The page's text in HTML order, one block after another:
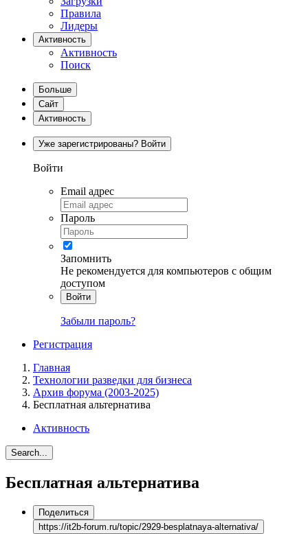
Правила
Лидеры
Активность
Активность
Поиск
Больше
Сайт
Активность
Уже зарегистрированы? Войти
Войти
Email адрес
Пароль
Запомнить
Не рекомендуется для компьютеров с общим
доступом
Войти
Забыли пароль?
Регистрация
Главная
Технологии разведки для бизнеса
Архив форума (2003-2025)
Бесплатная альтернатива
Активность
Search...
Бесплатная альтернатива
Поделиться
https://it2b-forum.ru/topic/2929-besplatnaya-alternativa/